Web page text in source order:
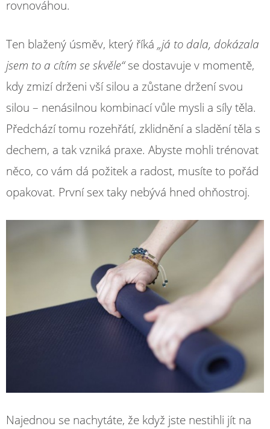
rovnováhou.
Ten blažený úsměv, který říká „já to dala, dokázala
jsem to a cítím se skvěle“se dostavuje v momentě,
kdy zmizí drženi vší silou a zůstane držení svou
silou – nenásilnou kombinací vůle mysli a síly těla.
Předchází tomu rozehřátí, zklidnění a sladění těla s
dechem, a tak vzniká praxe. Abyste mohli trénovat
něco, co vám dá požitek a radost, musíte to pořád
opakovat. První sex taky nebývá hned ohňostroj.
Najednou se nachytáte, že když jste nestihli jít na